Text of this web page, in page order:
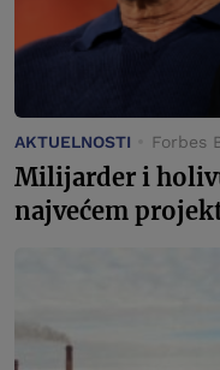
AKTUELNOSTI Forbes
Milijarder i
najvećem